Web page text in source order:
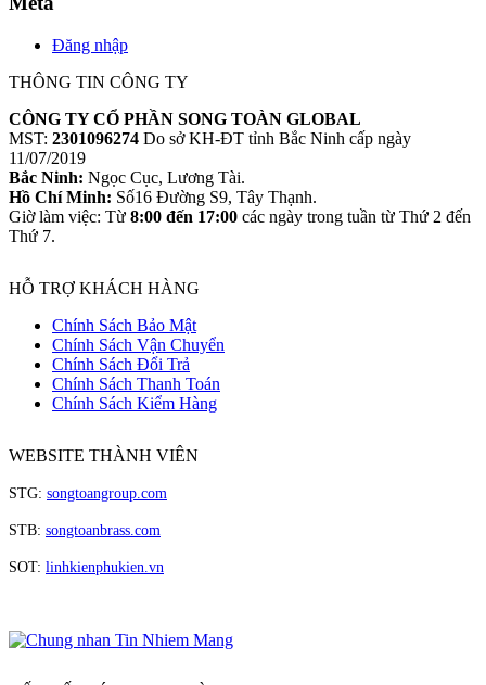
Đăng nhập
THÔNG TIN CÔNG TY
CÔNG TY CỔ PHẦN SONG TOÀN GLOBAL
MST: 2301096274 Do sở KH-ĐT tỉnh Bắc Ninh cấp ngày
11/07/2019
Bắc Ninh: Ngọc Cục, Lương Tài.
Hồ Chí Minh: Số16 Đường S9, Tây Thạnh.
Giờ làm việc: Từ 8:00 đến 17:00 các ngày trong tuần từ Thứ 2 đến
Thứ 7.
HỖ TRỢ KHÁCH HÀNG
Chính Sách Bảo Mật
Chính Sách Vận Chuyển
Chính Sách Đổi Trả
Chính Sách Thanh Toán
Chính Sách Kiểm Hàng
WEBSITE THÀNH VIÊN
STG: songtoangroup.com
STB: songtoanbrass.com
SOT: linhkienphukien.vn